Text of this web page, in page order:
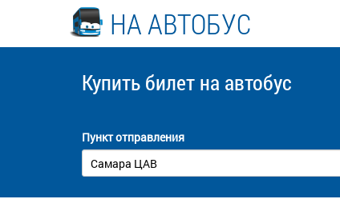
НА АВТОБУС
Купить билет на автобус
Пункт отправления